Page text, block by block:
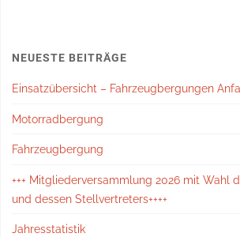
NEUESTE BEITRÄGE
Einsatzübersicht – Fahrzeugbergungen
Motorradbergung
Fahrzeugbergung
+++ Mitgliederversammlung 2026 mit Wahl
und dessen Stellvertreters++++
Jahresstatistik